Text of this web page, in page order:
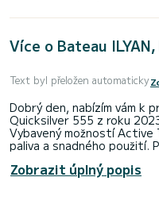
Více o Bateau
Text byl přeložen automaticky
Dobrý den, nabízím vám k
Quicksilver 555 z roku
Vybavený možností Active
paliva a snadného použití.
Povoleno pro 6 osob v
Zobrazit úplný popis